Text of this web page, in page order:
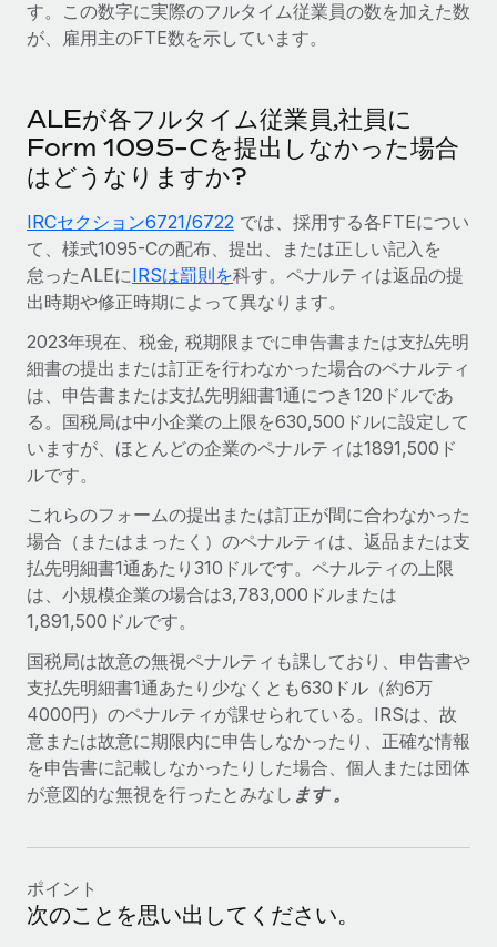
す。この数字に実際のフルタイム従業員の数を加えた数
が、雇用主のFTE数を示しています。
ALEが各フルタイム従業員,社員に
Form 1095-Cを提出しなかった場合
はどうなりますか?
IRCセクション6721/6722 では、採用する各FTEについ
て、様式1095-Cの配布、提出、または正しい記入を
怠ったALEにIRSは罰則を科す。ペナルティは返品の提
出時期や修正時期によって異なります。
2023年現在、税金, 税期限までに申告書または支払先明
細書の提出または訂正を行わなかった場合のペナルティ
は、申告書または支払先明細書1通につき120ドルであ
る。国税局は中小企業の上限を630,500ドルに設定して
いますが、ほとんどの企業のペナルティは1891,500ド
ルです。
これらのフォームの提出または訂正が間に合わなかった
場合（またはまったく）のペナルティは、返品または支
払先明細書1通あたり310ドルです。ペナルティの上限
は、小規模企業の場合は3,783,000ドルまたは
1,891,500ドルです。
国税局は故意の無視ペナルティも課しており、申告書や
支払先明細書1通あたり少なくとも630ドル（約6万
4000円）のペナルティが課せられている。IRSは、故
意または故意に期限内に申告しなかったり、正確な情報
を申告書に記載しなかったりした場合、個人または団体
が意図的な無視を行ったとみなし ます 。
ポイント
次のことを思い出してください。